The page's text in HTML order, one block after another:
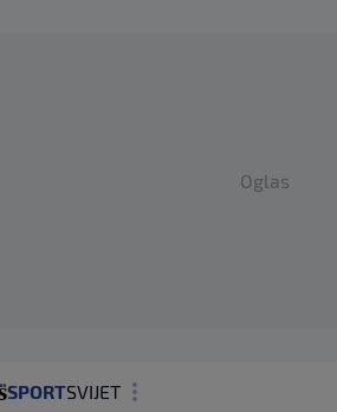
Oglas
SPORTSVIJET